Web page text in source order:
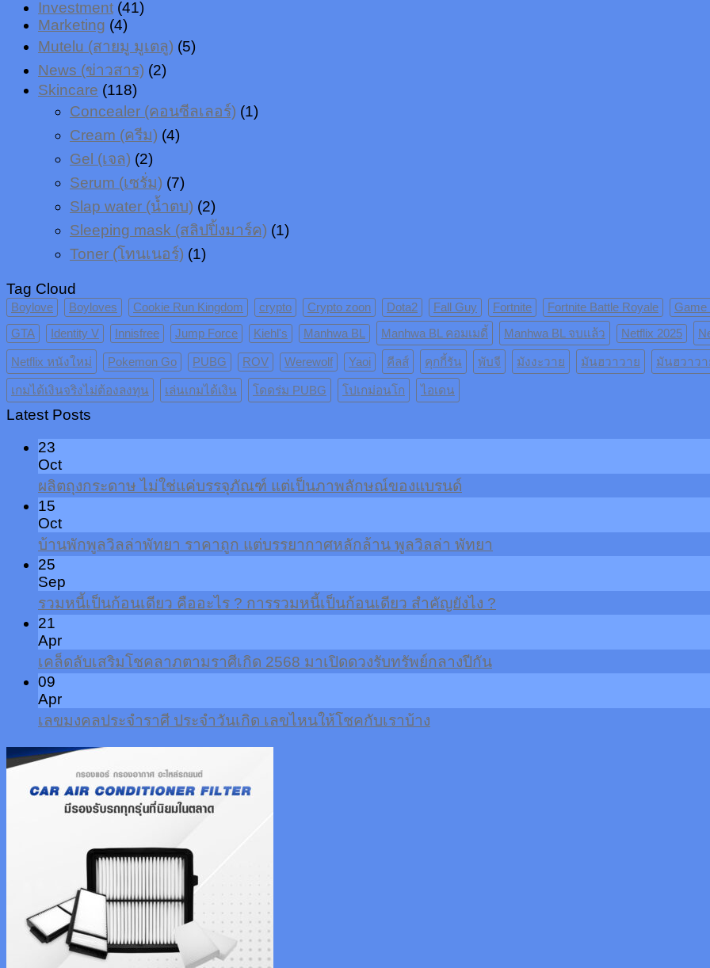
Investment (41)
Marketing (4)
Mutelu (สายมู มูเตลู) (5)
News (ข่าวสาร) (2)
Skincare (118)
Concealer (คอนซีลเลอร์) (1)
Cream (ครีม) (4)
Gel (เจล) (2)
Serum (เซรั่ม) (7)
Slap water (น้ำตบ) (2)
Sleeping mask (สลิปปิ้งมาร์ค) (1)
Toner (โทนเนอร์) (1)
Tag Cloud
Boylove Boyloves Cookie Run Kingdom crypto Crypto zoon Dota2 Fall Guy Fortnite Fortnite Battle Royale Game
GTA
Identity V Innisfree Jump Force Kiehl's Manhwa BL Manhwa BL คอมเมดี้ Manhwa BL จบแล้ว Netflix 2025
Netflix หนังใหม่ Pokemon Go PUBG ROV Werewolf Yaoi คีลส์ คุกกี้รัน พับจี มังงะวาย มันฮวาวาย มันฮวาว
เกมได้เงินจริงไม่ต้องลงทุน เล่นเกมได้เงิน โดดร่ม PUBG โปเกม่อนโก ไอเดน
Latest Posts
23
Oct
ผลิตถุงกระดาษ ไม่ใช่แค่บรรจุภัณฑ์ แต่เป็นภาพลักษณ์ของแบรนด์
15
Oct
บ้านพักพูลวิลล่าพัทยา ราคาถูก แต่บรรยากาศหลักล้าน พูลวิลล่า พัทยา
25
Sep
รวมหนี้เป็นก้อนเดียว คืออะไร ? การรวมหนี้เป็นก้อนเดียว สำคัญยังไง ?
21
Apr
เคล็ดลับเสริมโชคลาภตามราศีเกิด 2568 มาเปิดดวงรับทรัพย์กลางปีกัน
09
Apr
เลขมงคลประจำราศี ประจำวันเกิด เลขไหนให้โชคกับเราบ้าง